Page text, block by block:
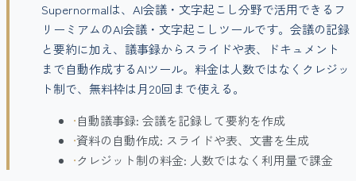
Supernormalは、AI会議・文字起こし分野で活用できるフ
リーミアムのAI会議・文字起こしツールです。会議の記録
と要約に加え、議事録からスライドや表、ドキュメント
まで自動作成するAIツール。料金は人数ではなくクレジッ
ト制で、無料枠は月20回まで使える。
•自動議事録: 会議を記録して要約を作成
•資料の自動作成: スライドや表、文書を生成
•クレジット制の料金: 人数ではなく利用量で課金